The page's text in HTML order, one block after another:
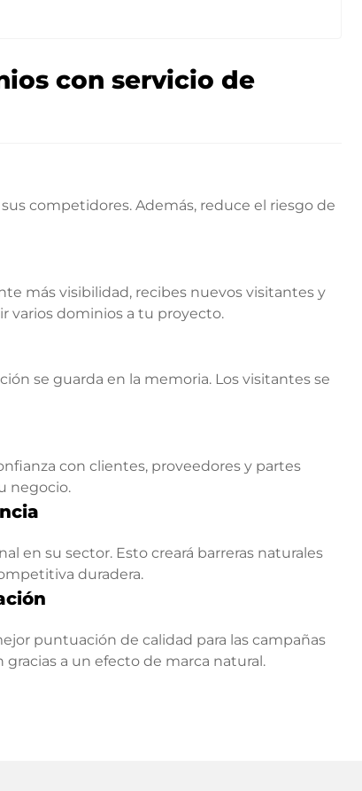
con servicio de
competidores. Además, reduce el riesgo de
más visibilidad, recibes nuevos visitantes y
varios dominios a tu proyecto.
se guarda en la memoria. Los visitantes se
con clientes, proveedores y partes
negocio.
en su sector. Esto creará barreras naturales
duradera.
puntuación de calidad para las campañas
a un efecto de marca natural.